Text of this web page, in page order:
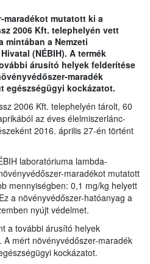
maradékot mutatott ki a
2006 Kft. telephelyén vett
mintában a Nemzeti
(NÉBIH). A termék
árusító helyek felderítése
maradék
egészségügyi kockázatot.
2006 Kft. telephelyén tárolt, 60
az éves élelmiszerlánc-
2016. április 27-én történt
laboratóriuma lambda-
maradékot mutatott
mennyiségben: 0,1 mg/kg helyett
a növényvédőszer-hatóanyag a
nyújt védelmet.
a további árusító helyek
mért növényvédőszer-maradék
kockázatot.